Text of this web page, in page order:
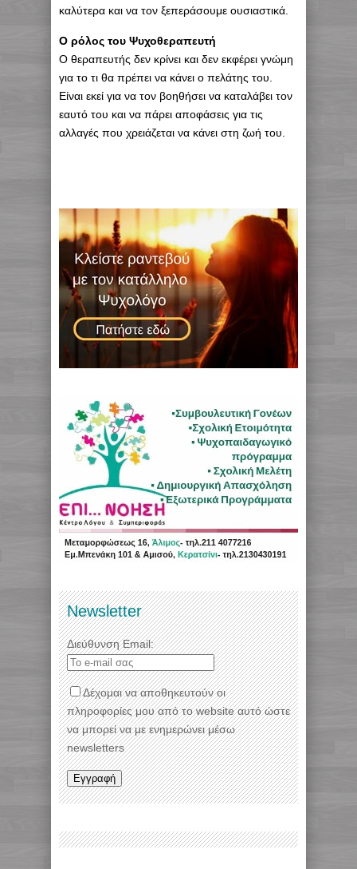
καλύτερα και να τον ξεπεράσουμε ουσιαστικά.
Ο ρόλος του Ψυχοθεραπευτή
Ο θεραπευτής δεν κρίνει και δεν εκφέρει γνώμη
για το τι θα πρέπει να κάνει ο πελάτης του.
Είναι εκεί για να τον βοηθήσει να καταλάβει τον
εαυτό του και να πάρει αποφάσεις για τις
αλλαγές που χρειάζεται να κάνει στη ζωή του.
Newsletter
Διεύθυνση Email:
Δέχομαι να αποθηκευτούν οι
πληροφορίες μου από το website αυτό ώστε
να μπορεί να με ενημερώνει μέσω
newsletters